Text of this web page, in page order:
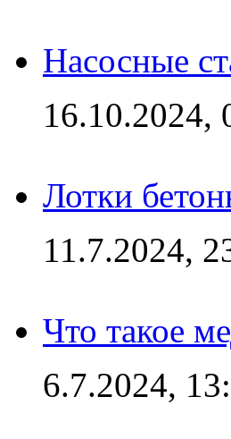
Насосные
16.10.2024,
Лотки
11.7.2024,
Что такое
6.7.2024,